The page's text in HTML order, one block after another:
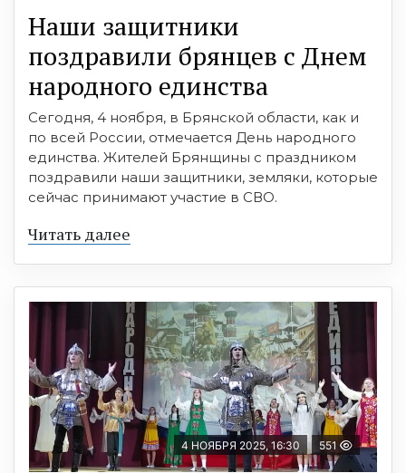
Наши защитники
поздравили брянцев с Днем
народного единства
Сегодня, 4 ноября, в Брянской области, как и
по всей России, отмечается День народного
единства. Жителей Брянщины с праздником
поздравили наши защитники, земляки, которые
сейчас принимают участие в СВО.
Читать далее
4 НОЯБРЯ 2025, 16:30 551